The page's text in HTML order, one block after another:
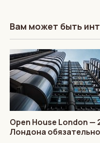
Вам может быть
Open House London —
Лондона